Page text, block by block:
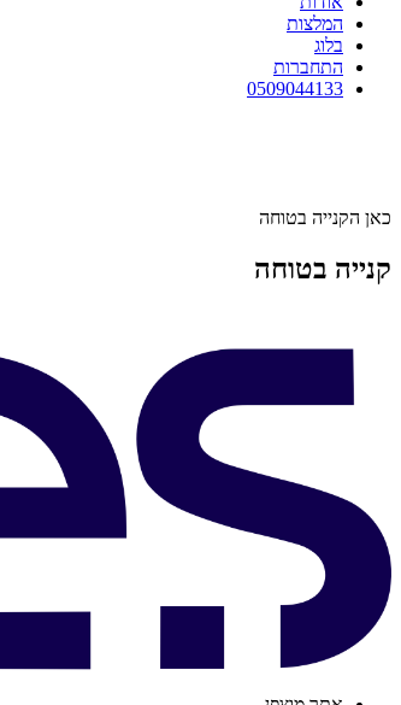
המלצות
בלוג
התחברות
0509044133
כאן הקנייה בטוחה
קנייה בטוחה